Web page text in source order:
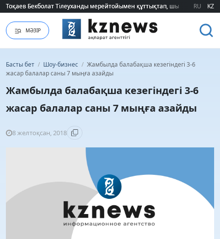
Тоқаев Бекболат Тілеуханды мерейтойымен құттықтап, шығармашылық
Тоқаев Бекболат Тілеуханды мерейтойымен құттықтап, шығармашылық
RU KZ
МӘЗІР
Басты бет / Шоу-бизнес / Жамбылда балабақша кезегіндегі 3-6
жасар балалар саны 7 мыңға азайды
Жамбылда балабақша кезегіндегі 3-6
жасар балалар саны 7 мыңға азайды
8 желтоқсан, 2018